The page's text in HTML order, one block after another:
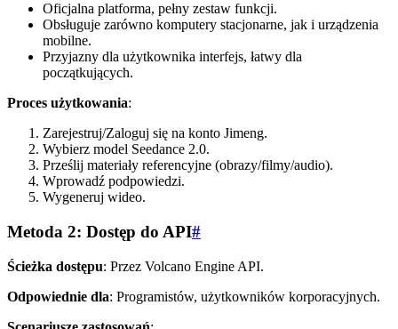
Oficjalna platforma, pełny zestaw funkcji.
Obsługuje zarówno komputery stacjonarne, jak i urządzenia
mobilne.
Przyjazny dla użytkownika interfejs, łatwy dla
początkujących.
Proces użytkowania:
Zarejestruj/Zaloguj się na konto Jimeng.
Wybierz model Seedance 2.0.
Prześlij materiały referencyjne (obrazy/filmy/audio).
Wprowadź podpowiedzi.
Wygeneruj wideo.
Metoda 2: Dostęp do API#
Ścieżka dostępu: Przez Volcano Engine API.
Odpowiednie dla: Programistów, użytkowników korporacyjnych.